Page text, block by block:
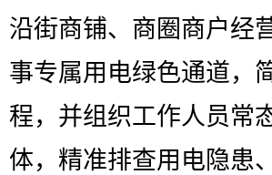
沿街商铺、商圈商户经
事专属用电绿色通道，
程，并组织工作人员常
体，精准排查用电隐患